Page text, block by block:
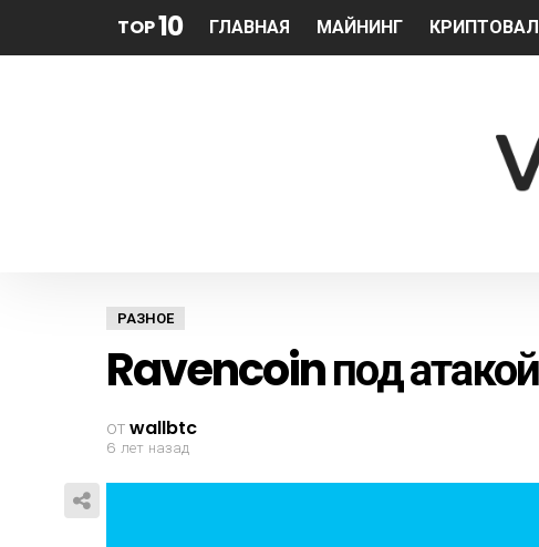
TOP10 ГЛАВНАЯ МАЙНИНГ
РАЗНОЕ
Ravencoin под атакой
отwallbtc
6 лет назад